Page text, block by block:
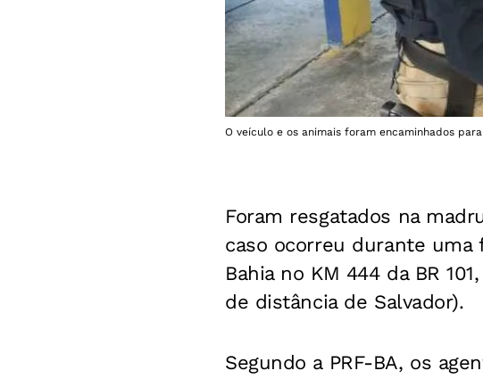
O veículo e os animais foram encaminhados
Foram resgatados na
caso ocorreu durante uma
Bahia no KM 444 da BR
de distância de Salvador).
Segundo a PRF-BA, os